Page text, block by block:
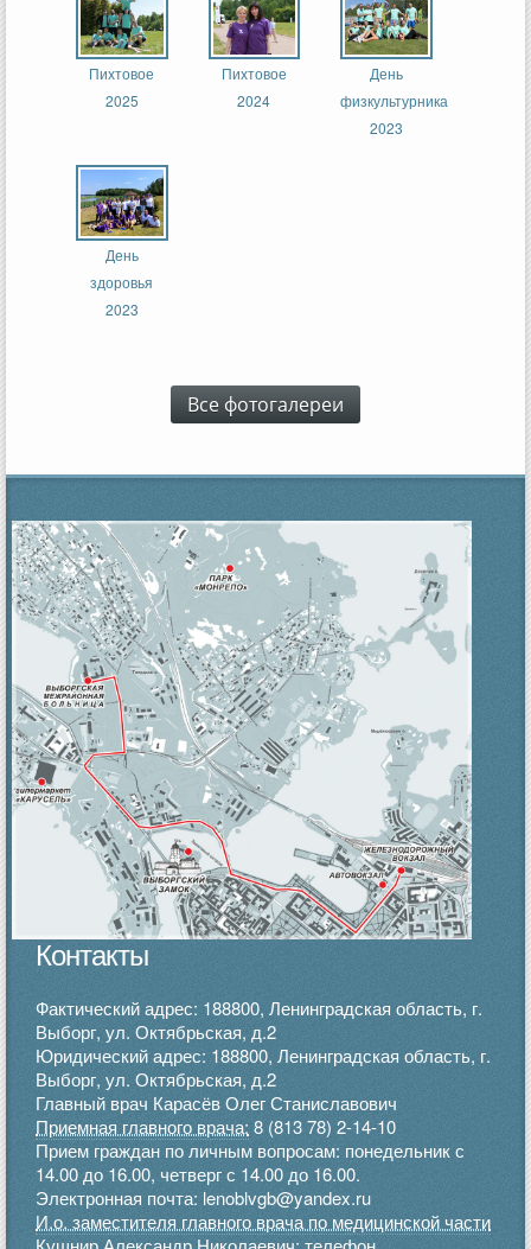
Пихтовое
2025
Пихтовое
2024
День
физкультурника
2023
День
здоровья
2023
Все фотогалереи
Контакты
Фактический адрес: 188800, Ленинградская область, г.
Выборг, ул. Октябрьская, д.2
Юридический адрес: 188800, Ленинградская область, г.
Выборг, ул. Октябрьская, д.2
Главный врач Карасёв Олег Станиславович
Приемная главного врача: 8 (813 78) 2-14-10
Прием граждан по личным вопросам: понедельник с
14.00 до 16.00, четверг с 14.00 до 16.00.
Электронная почта: lenoblvgb@yandex.ru
И.о. заместителя главного врача по медицинской части